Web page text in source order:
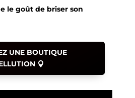
le goût de briser son
UNE BOUTIQUE